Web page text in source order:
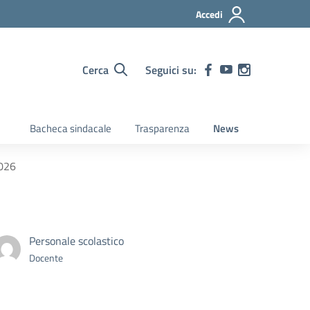
Accedi
Cerca Seguici su:
Bacheca sindacale Trasparenza News
Personale scolastico
Docente